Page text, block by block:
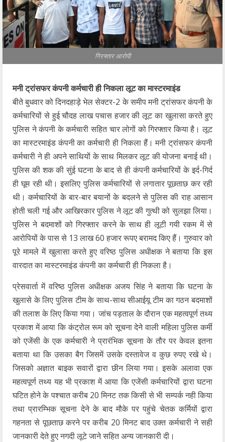
गिरफ्तार आरोपी
मनी ट्रांसफर कंपनी कर्मचारी ही निकला लूट का मास्टरमाइंड
बीते बुधवार को दिनदहाड़े भेल सेक्टर-2 के समीप मनी ट्रांसफर कंपनी के
कर्मचारियों से हुई चौदह लाख पचास हजार की लूट का खुलासा करते हुए
पुलिस ने कंपनी के कर्मचारी सहित चार लोगों को गिरफ्तार किया है। लूट
का मास्टरमाइंड कंपनी का कर्मचारी ही निकला हैं। मनी ट्रांसफर कंपनी
कर्मचारी ने ही अपने साथियों के साथ मिलकर लूट की योजना बनाई थी।
पुलिस की शक की सुंई घटना के बाद से ही कंपनी कर्मचारियों के इर्द-गिर्द
ही घूम रही थी। इसलिए पुलिस कर्मचारियों से लगातार पूछताछ कर रही
थी। कर्मचारियों के बार-बार बयानों के बदलने से पुलिस की राह आसान
होती चली गई और आखिरकार पुलिस ने लूट की गुत्थी को सुलझा लिया।
पुलिस ने बदमाशों को गिरफ्तार करने के साथ ही लूटी गयी रकम में से
आरोपियों के पास से 13 लाख 60 हजार रूपए बरामद किए हैं। गुरुवार को
पूरे मामले में खुलासा करते हुए वरिष्ठ पुलिस अधीक्षक ने बताया कि इस
वारदात का मास्टरमाइंड कंपनी का कर्मचारी ही निकला है।
प्रेसवार्ता में वरिष्ठ पुलिस अधीक्षक अजय सिंह ने बताया कि घटना के
खुलासे के लिए पुलिस टीम के साथ-साथ सीआईयू टीम का गठन बदमाशों
की तलाश के लिए किया गया। जांच पड़ताल के दौरान एक महत्वपूर्ण तथ्य
प्रकाश में आया कि कंट्रोल रूम को सूचना देने वाली महिला पुलिस कर्मी
को एजेंसी के एक कर्मचारी ने प्रारंभिक सूचना के तौर पर केवल इतना
बताया था कि उसका बैग जिसमें उसके दस्तावेज व कुछ रुपए रखे थे।
जिसको अज्ञात बाइक सवारों द्वारा छीन लिया गया। इसके अलावा एक
महत्वपूर्ण तथ्य यह भी प्रकाश में आया कि एजेंसी कर्मचारियों द्वारा घटना
घटित होने के पश्चात करीब 20 मिनट तक किसी से भी सम्पर्क नही किया
तथा प्रारम्भिक सूचना देने के बाद मौके पर पहुंचे चेतक कर्मियों द्वारा
गहनता से पूछताछ करने पर करीब 20 मिनट बाद उक्त कर्मचारी ने सही
जानकारी देते हुए नगदी लूटे जाने सहित अन्य जानकारी दी।